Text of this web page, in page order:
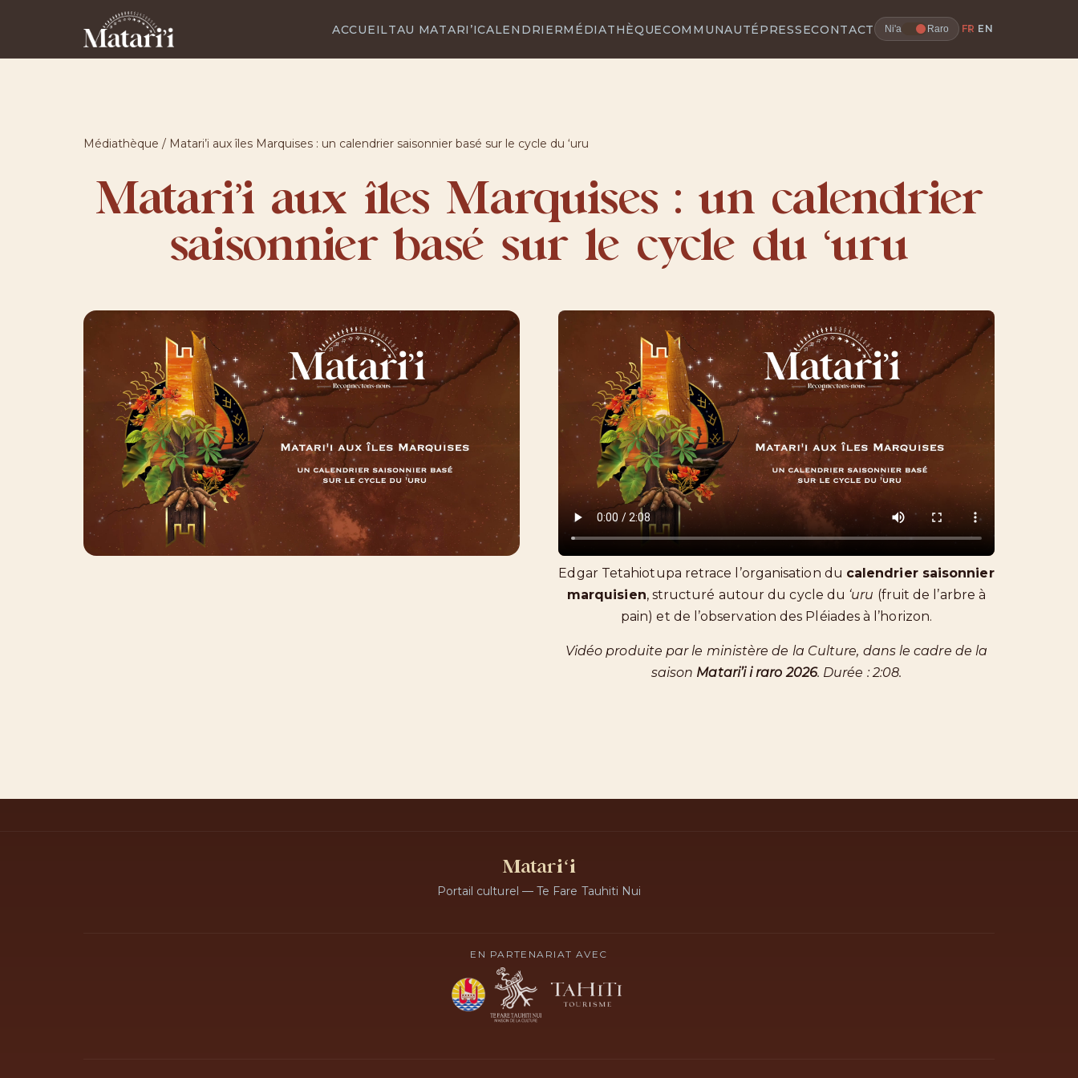
ACCUEILTAU MATARI’ICALENDRIERMÉDIATHÈQUECOMMUNAUTÉPRESSECONTACT Ni'a Raro FR EN
Médiathèque / Matari’i aux îles Marquises : un calendrier saisonnier basé sur le cycle du ‘uru
Matari’i aux îles Marquises : un calendrier
saisonnier basé sur le cycle du ‘uru
Edgar Tetahiotupa retrace l’organisation du calendrier saisonnier
marquisien, structuré autour du cycle du ‘uru (fruit de l’arbre à
pain) et de l’observation des Pléiades à l’horizon.
Vidéo produite par le ministère de la Culture, dans le cadre de la
saison Matari’i i raro 2026. Durée : 2:08.
Matariʻi
Portail culturel — Te Fare Tauhiti Nui
EN PARTENARIAT AVEC